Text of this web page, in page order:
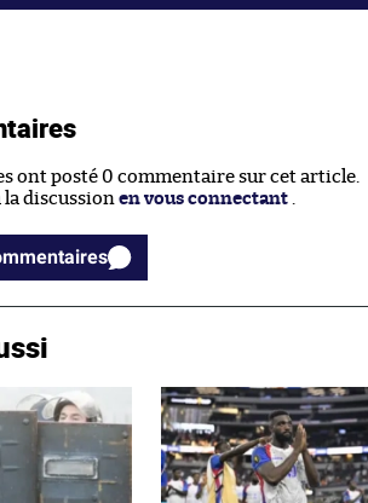
ont posté 0 commentaire sur cet article.
la discussion en vous connectant
les commentaires